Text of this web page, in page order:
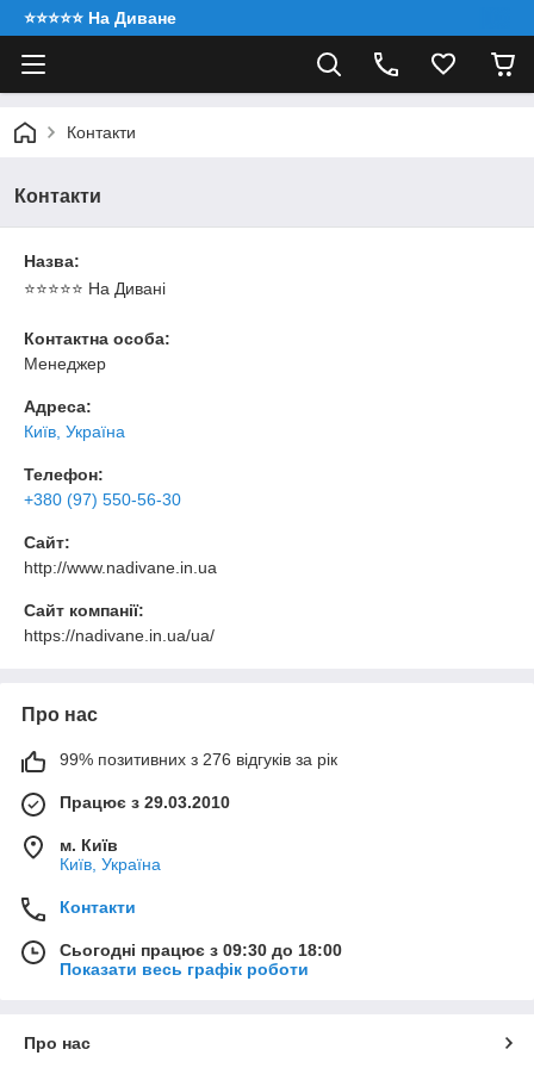
⭐️⭐️⭐️⭐️⭐️ На Диване
Контакти
Контакти
Назва:
⭐️⭐️⭐️⭐️⭐️ На Дивані
Контактна особа:
Менеджер
Адреса:
Київ, Україна
Телефон:
+380 (97) 550-56-30
Сайт:
http://www.nadivane.in.ua
Сайт компанії:
https://nadivane.in.ua/ua/
Про нас
99% позитивних з 276 відгуків за рік
Працює з 29.03.2010
м. Київ
Київ, Україна
Контакти
Сьогодні працює з 09:30 до 18:00
Показати весь графік роботи
Про нас